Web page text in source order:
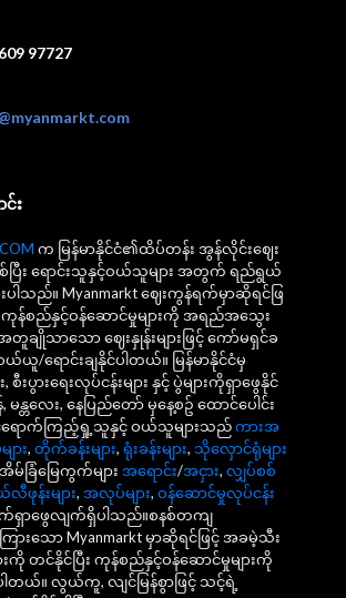
97727
း
က မြန်မာနိုင်ငံ၏ထိပ်တန်း အွန်လိုင်းဈေး
ြီး ရောင်းသူနှင့်ဝယ်သူများ အတွက် ရည်ရွယ်
သည်။ Myanmarkt ဈေးကွန်ရက်မှာဆိုရင်ဖြ
န်စည်နှင့်ဝန်ဆောင်မှုများကို အရည်အသွေး
တူချိုသာသော ဈေးနှုန်းများဖြင့် ကော်မရှင်ခ
ယူ/ရောင်းချနိုင်ပါတယ်။ မြန်မာနိုင်ငံမှ
စီးပွားရေးလုပ်ငန်းများ နှင့် ပွဲများကိုရှာဖွေနိုင်
န္တလေး, နေပြည်တော် မှနေ့စဥ် ထောင်ပေါင်း
င်ရောက်ကြည့်ရှု့သူနှင့် ဝယ်သူများသည်ကားအ
ား, တိုက်ခန်းများ, ရုံးခန်းများ, သိုလှောင်ရုံများ
ခြံမြေကွက်များ အရောင်း/အငှား, လျှပ်စစ်
ဖုန်းများ, အလုပ်များ, ဝန်ဆောင်မှုလုပ်ငန်း
ရှာဖွေလျက်ရှိပါသည်။စနစ်တကျ
ားသော Myanmarkt မှာဆိုရင်ဖြင့် အခမဲ့သီး
ားကို တင်နိုင်ပြီး ကုန်စည်နှင့်ဝန်ဆောင်မှုများကို
ါတယ်။ လွယ်ကူ, လျင်မြန်စွာဖြင့် သင့်ရဲ့